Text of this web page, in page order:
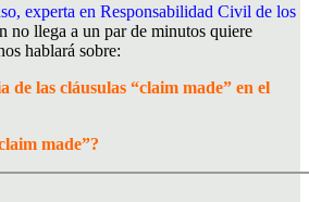
experta en Responsabilidad Civil de los
no llega a un par de minutos quiere
hablará sobre:
las cláusulas “claim made” en el
made”?